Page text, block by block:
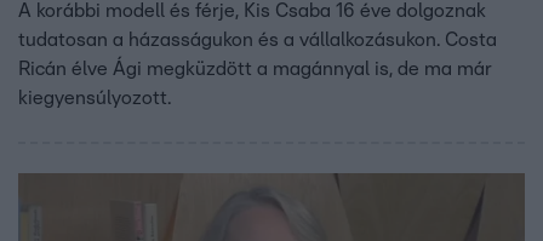
A korábbi modell és férje, Kis Csaba 16 éve dolgoznak
tudatosan a házasságukon és a vállalkozásukon. Costa
Ricán élve Ági megküzdött a magánnyal is, de ma már
kiegyensúlyozott.